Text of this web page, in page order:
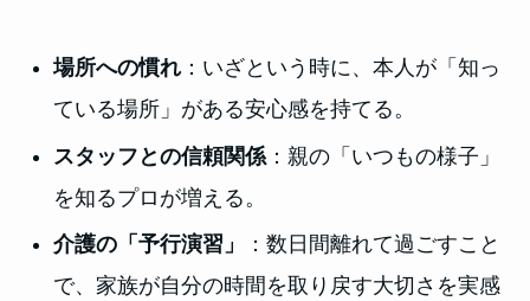
場所への慣れ：いざという時に、本人が「知っ
ている場所」がある安心感を持てる。
スタッフとの信頼関係：親の「いつもの様子」
を知るプロが増える。
介護の「予行演習」
：数日間離れて過ごすこと
で、家族が自分の時間を取り戻す大切さを実感